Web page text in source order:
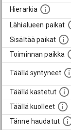
Hierarkia
Lähialueen paikat
Sisältää paikat
Toiminnan paikka
Täällä syntyneet
Täällä kastetut
Täällä kuolleet
Tänne haudatut